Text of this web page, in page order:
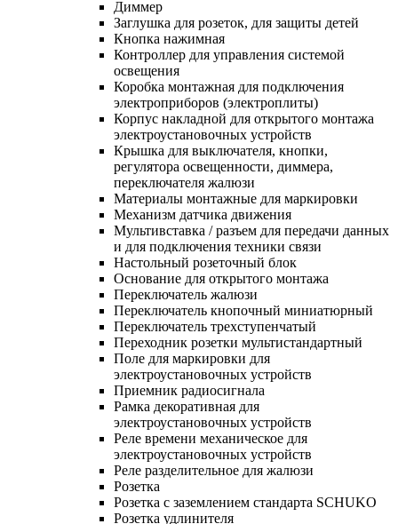
Диммер
Заглушка для розеток, для защиты детей
Кнопка нажимная
Контроллер для управления системой
освещения
Коробка монтажная для подключения
электроприборов (электроплиты)
Корпус накладной для открытого монтажа
электроустановочных устройств
Крышка для выключателя, кнопки,
регулятора освещенности, диммера,
переключателя жалюзи
Материалы монтажные для маркировки
Механизм датчика движения
Мультивставка / разъем для передачи данных
и для подключения техники связи
Настольный розеточный блок
Основание для открытого монтажа
Переключатель жалюзи
Переключатель кнопочный миниатюрный
Переключатель трехступенчатый
Переходник розетки мультистандартный
Поле для маркировки для
электроустановочных устройств
Приемник радиосигнала
Рамка декоративная для
электроустановочных устройств
Реле времени механическое для
электроустановочных устройств
Реле разделительное для жалюзи
Розетка
Розетка с заземлением стандарта SCHUKO
Розетка удлинителя